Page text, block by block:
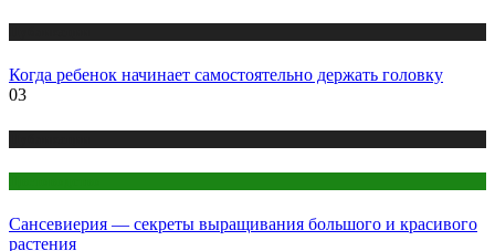
Когда ребенок начинает самостоятельно держать головку
03
Сансевиерия — секреты выращивания большого и красивого
растения